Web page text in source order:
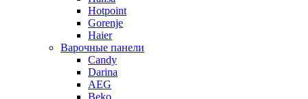
Hotpoint
Gorenje
Haier
Варочные панели
Candy
Darina
AEG